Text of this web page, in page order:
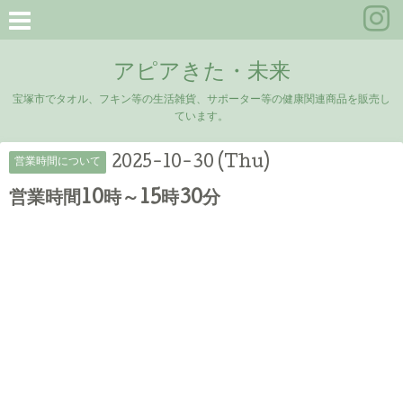
アピアきた・未来
宝塚市でタオル、フキン等の生活雑貨、サポーター等の健康関連商品を販売し
ています。
営業時間について 2025-10-30 (Thu)
営業時間10時～15時30分